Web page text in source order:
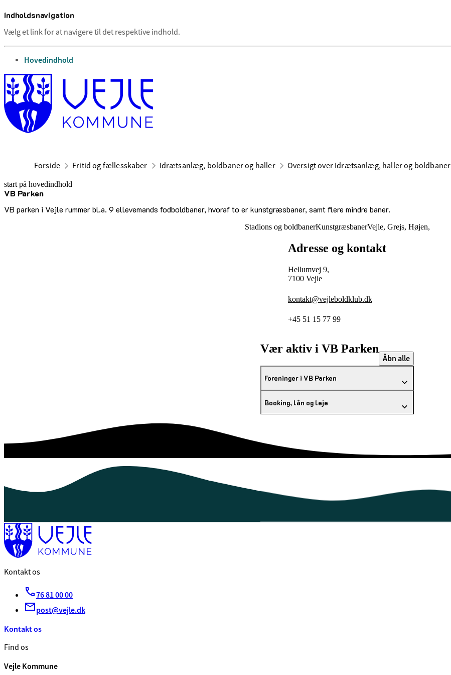
Indholdsnavigation
Vælg et link for at navigere til det respektive indhold.
gå til
Hovedindhold
Forside Fritid og fællesskaber Idrætsanlæg, boldbaner og haller Oversigt over Idrætsanlæg, haller og boldbaner
start på hovedindhold
VB Parken
VB parken i Vejle rummer bl.a. 9 ellevemands fodboldbaner, hvoraf to er kunstgræsbaner, samt flere mindre baner.
senest opdateret 17. februar 2026
Stadions og boldbanerKunstgræsbanerVejle, Grejs, Højen,
Adresse og kontakt
Hellumvej 9,
7100 Vejle
kontakt@vejleboldklub.dk
+45 51 15 77 99
Vær aktiv i VB Parken
Åbn alle
Foreninger i VB Parken
Booking, lån og leje
Kontakt os
76 81 00 00
post@vejle.dk
Kontakt os
Find os
Vejle Kommune